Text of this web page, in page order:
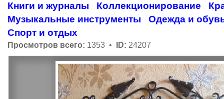
Книги и журналы Коллекционирование
Музыкальные инструменты
Одежда и
Спорт и отдых
Просмотров всего: 1353 • ID: 24207